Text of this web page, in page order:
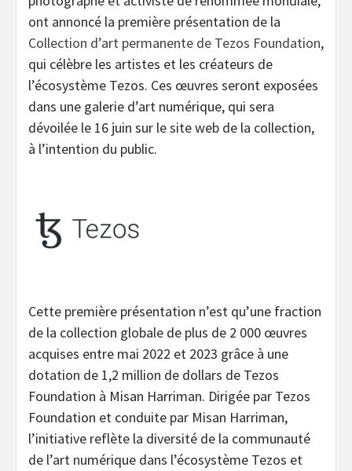
ont annoncé la première présentation de la
Collection d’art permanente de Tezos Foundation,
qui célèbre les artistes et les créateurs de
l’écosystème Tezos. Ces œuvres seront exposées
dans une galerie d’art numérique, qui sera
dévoilée le 16 juin sur le site web de la collection,
à l’intention du public.
Cette première présentation n’est qu’une fraction
de la collection globale de plus de 2 000 œuvres
acquises entre mai 2022 et 2023 grâce à une
dotation de 1,2 million de dollars de Tezos
Foundation à Misan Harriman. Dirigée par Tezos
Foundation et conduite par Misan Harriman,
l’initiative reflète la diversité de la communauté
de l’art numérique dans l’écosystème Tezos et